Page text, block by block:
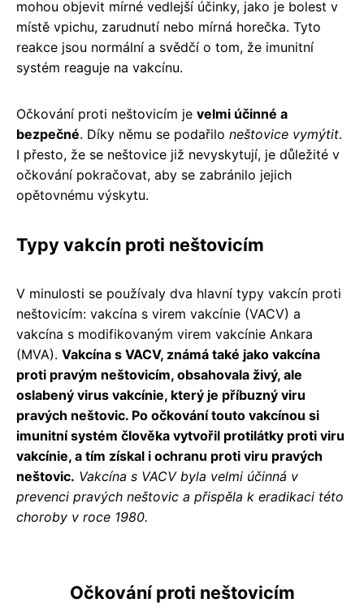
mohou objevit mírné vedlejší účinky, jako je bolest v
místě vpichu, zarudnutí nebo mírná horečka. Tyto
reakce jsou normální a svědčí o tom, že imunitní
systém reaguje na vakcínu.
Očkování proti neštovicím je velmi účinné a
bezpečné. Díky němu se podařilo neštovice vymýtit.
I přesto, že se neštovice již nevyskytují, je důležité v
očkování pokračovat, aby se zabránilo jejich
opětovnému výskytu.
Typy vakcín proti neštovicím
V minulosti se používaly dva hlavní typy vakcín proti
neštovicím: vakcína s virem vakcínie (VACV) a
vakcína s modifikovaným virem vakcínie Ankara
(MVA). Vakcína s VACV, známá také jako vakcína
proti pravým neštovicím, obsahovala živý, ale
oslabený virus vakcínie, který je příbuzný viru
pravých neštovic. Po očkování touto vakcínou si
imunitní systém člověka vytvořil protilátky proti viru
vakcínie, a tím získal i ochranu proti viru pravých
neštovic. Vakcína s VACV byla velmi účinná v
prevenci pravých neštovic a přispěla k eradikaci této
choroby v roce 1980.
Očkování proti neštovicím